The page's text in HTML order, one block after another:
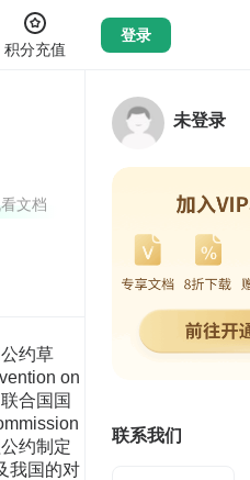
积分充值
登录
文档
约草
on
合国国
约制定
我国的对
未登录
联系我们